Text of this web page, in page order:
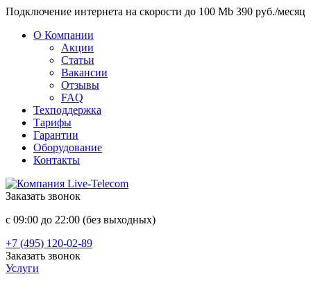
Подключение интернета на скорости до 100 Mb 390 руб./месяц
О Компании
Акции
Статьи
Вакансии
Отзывы
FAQ
Техподдержка
Тарифы
Гарантии
Оборудование
Контакты
Заказать звонок
с 09:00 до 22:00 (без выходных)
+7 (495) 120-02-89
Заказать звонок
Услуги